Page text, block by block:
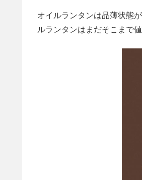
オイルランタンは品薄状態
ルランタンはまだそこまで